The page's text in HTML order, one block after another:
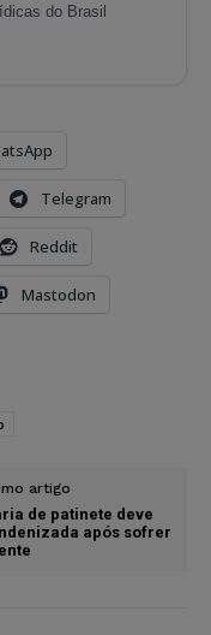
do Brasil
Telegram
Reddit
Mastodon
artigo
de patinete deve
após sofrer